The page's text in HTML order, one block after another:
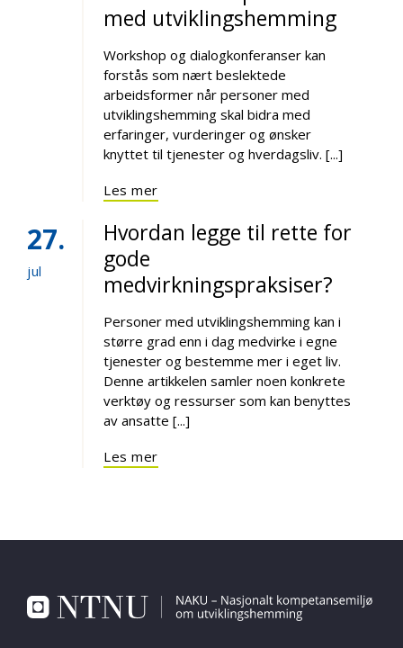
med utviklingshemming
Workshop og dialogkonferanser kan
forstås som nært beslektede
arbeidsformer når personer med
utviklingshemming skal bidra med
erfaringer, vurderinger og ønsker
knyttet til tjenester og hverdagsliv. [...]
Les mer
27
jul
Hvordan legge til rette for
gode
medvirkningspraksiser?
Personer med utviklingshemming kan i
større grad enn i dag medvirke i egne
tjenester og bestemme mer i eget liv.
Denne artikkelen samler noen konkrete
verktøy og ressurser som kan benyttes
av ansatte [...]
Les mer